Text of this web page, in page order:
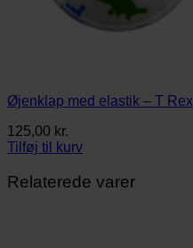
Øjenklap med elastik – T Rex
125,00 kr.
Tilføj til kurv
Relaterede varer